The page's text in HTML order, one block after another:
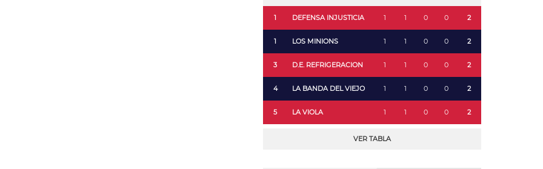
1 DEFENSA INJUSTICIA 1 1 0 0 2
1 LOS MINIONS 1 1 0 0 2
3 D.E. REFRIGERACION 1 1 0 0 2
4 LA BANDA DEL VIEJO 1 1 0 0 2
5 LA VIOLA 1 1 0 0 2
VER TABLA